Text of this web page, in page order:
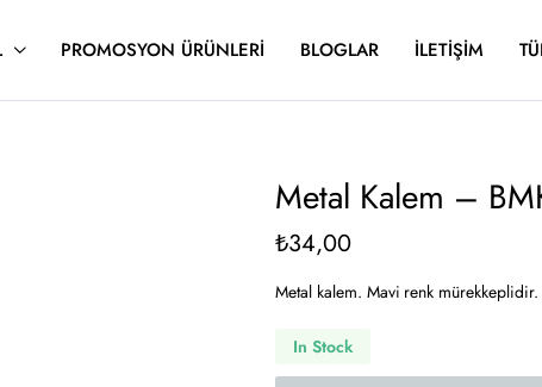
PROMOSYON ÜRÜNLERI BLOGLAR İLETIŞIM
Metal Kalem –
₺34,00
Metal kalem. Mavi renk
In Stock